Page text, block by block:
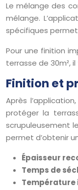
Le mélange des
mélange.
spécifiques
Pour une finition
terrasse de 30m²,
Finition et
Après
protéger la
scrupuleusement
permet d’obtenir
Épaisseur
Temps de
Température